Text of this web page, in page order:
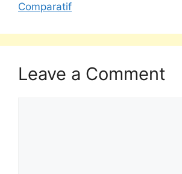
Comparatif
Leave a Comment